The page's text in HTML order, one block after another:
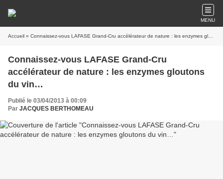
MENU
Accueil » Connaissez-vous LAFASE Grand-Cru accélérateur de nature : les enzymes gloutons du vin…
Connaissez-vous LAFASE Grand-Cru
accélérateur de nature : les enzymes gloutons
du vin…
Publié le 03/04/2013 à 00:09
Par JACQUES BERTHOMEAU